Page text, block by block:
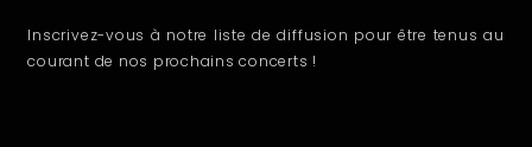
Inscrivez-vous à notre liste de diffusion pour être tenus au
courant de nos prochains concerts !